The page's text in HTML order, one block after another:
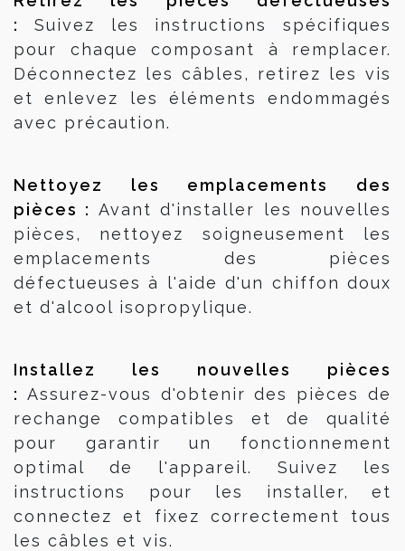
: Suivez les instructions spécifiques
pour chaque composant à remplacer.
Déconnectez les câbles, retirez les vis
et enlevez les éléments endommagés
avec précaution.
Nettoyez les emplacements des
pièces : Avant d'installer les nouvelles
pièces, nettoyez soigneusement les
emplacements des pièces
défectueuses à l'aide d'un chiffon doux
et d'alcool isopropylique.
Installez les nouvelles pièces
: Assurez-vous d'obtenir des pièces de
rechange compatibles et de qualité
pour garantir un fonctionnement
optimal de l'appareil. Suivez les
instructions pour les installer, et
connectez et fixez correctement tous
les câbles et vis.